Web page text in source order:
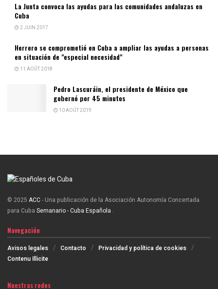
La Junta convoca las ayudas para las comunidades andaluzas en
Cuba
2 JUIN 2017
Herrero se comprometió en Cuba a ampliar las ayudas a personas
en situación de "especial necesidad"
11 AOÛT 2018
Pedro Lascuráin, el presidente de México que
gobernó por 45 minutos
10 AOÛT 2019
© 2025 ACC- Una publicación de la Asociación Autonomía Concertada
para Cuba Semanario - Cuba Española .
Navegación
Avisos legales Contacto
Privacidad y política de cookies
Contenu Illicite
Nuestras redes